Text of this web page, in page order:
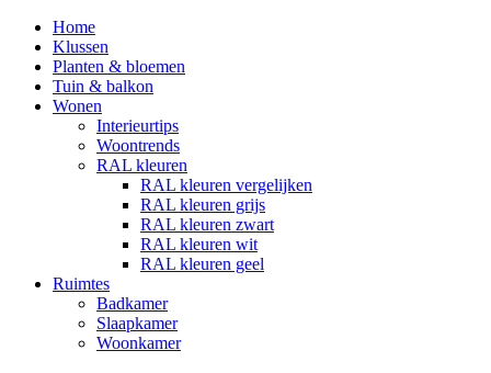
Home
Klussen
Planten & bloemen
Tuin & balkon
Wonen
Interieurtips
Woontrends
RAL kleuren
RAL kleuren vergelijken
RAL kleuren grijs
RAL kleuren zwart
RAL kleuren wit
RAL kleuren geel
Ruimtes
Badkamer
Slaapkamer
Woonkamer